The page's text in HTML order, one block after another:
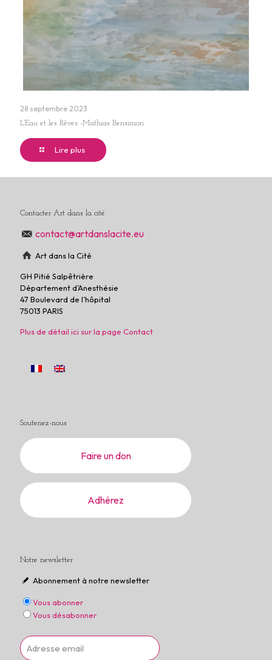
28 septembre 2023
L’Eau et les Rêves -Mathias Bensimon
Lire plus
Contacter Art dans la cité
contact@artdanslacite.eu
Art dans la Cité
GH Pitié Salpêtrière
Département d’Anesthésie
47 Boulevard de l’hôpital
75013 PARIS
Plus de détail ici sur la page Contact
Soutenez-nous
Faire un don
Adhérez
Notre newsletter
Abonnement à notre newsletter
Vous abonner
Vous désabonner